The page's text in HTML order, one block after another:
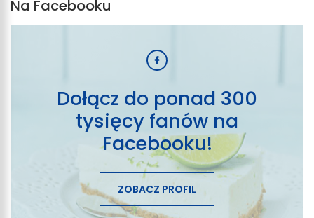
Na Facebooku
Dołącz do ponad 300
tysięcy fanów na
Facebooku!
ZOBACZ PROFIL